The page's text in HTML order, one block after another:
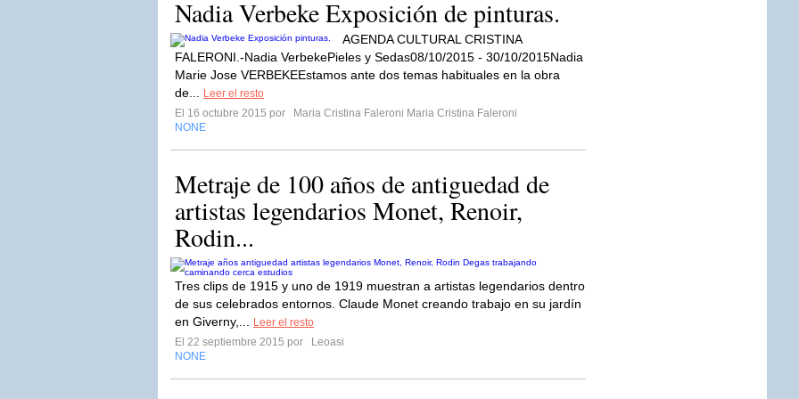
Nadia Verbeke Exposición de pinturas.
AGENDA CULTURAL CRISTINA
FALERONI.-Nadia VerbekePieles y Sedas08/10/2015 - 30/10/2015Nadia
Marie Jose VERBEKEEstamos ante dos temas habituales en la obra
de...
Leer el resto
El 16 octubre 2015 por
Maria Cristina Faleroni Maria Cristina Faleroni
NONE
Metraje de 100 años de antiguedad de
artistas legendarios Monet, Renoir,
Rodin...
Tres clips de 1915 y uno de 1919 muestran a artistas legendarios dentro
de sus celebrados entornos. Claude Monet creando trabajo en su jardín
en Giverny,...
Leer el resto
El 22 septiembre 2015 por
Leoasi
NONE